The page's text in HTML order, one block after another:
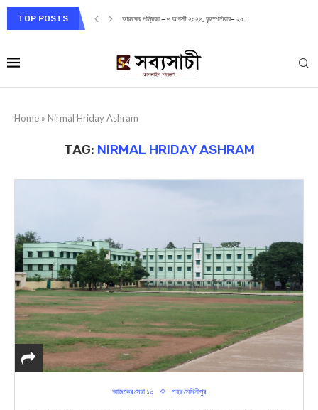
TOP POSTS আজকের পত্রিকা – ৬ আগস্ট ২০২৬, বৃহস্পতিবার– ২০...
Home » Nirmal Hriday Ashram
TAG: NIRMAL HRIDAY ASHRAM
আজকের সেরা ১০ শহর মেদিনীপুর